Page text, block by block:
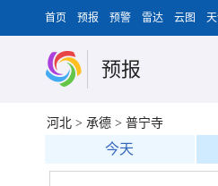
首页 预报 预警 雷达 云图
预报
河北 > 承德 > 普宁寺
今天